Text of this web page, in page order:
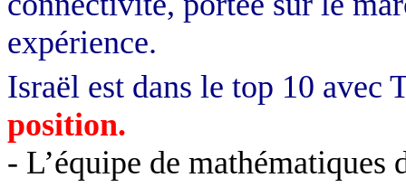
expérience.
Israël est dans le top 10
position.
- L’équipe de